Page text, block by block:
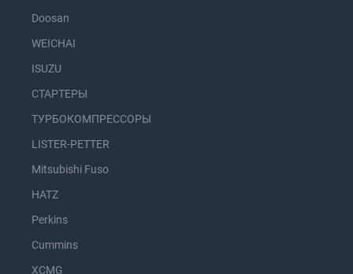
Doosan
WEICHAI
ISUZU
СТАРТЕРЫ
ТУРБОКОМПРЕССОРЫ
LISTER-PETTER
Mitsubishi Fuso
HATZ
Perkins
Cummins
XCMG